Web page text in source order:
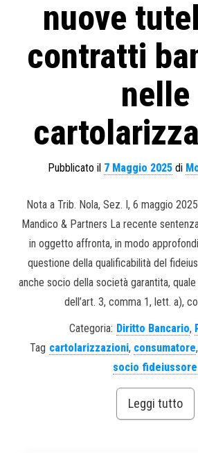
nuove
contratti
nelle
Pubblicato il 7 Maggio 2025 di
Nota a Trib. Nola, Sez. I, 6 maggio
Mandico & Partners La recente
in oggetto affronta, in modo
questione della qualificabilità del
anche socio della società garantita,
dell’art. 3, comma 1, lett. a),
Categoria: Diritto Bancario,
Tag cartolarizzazioni, consumatore,
socio fideiussore
Leggi tutto